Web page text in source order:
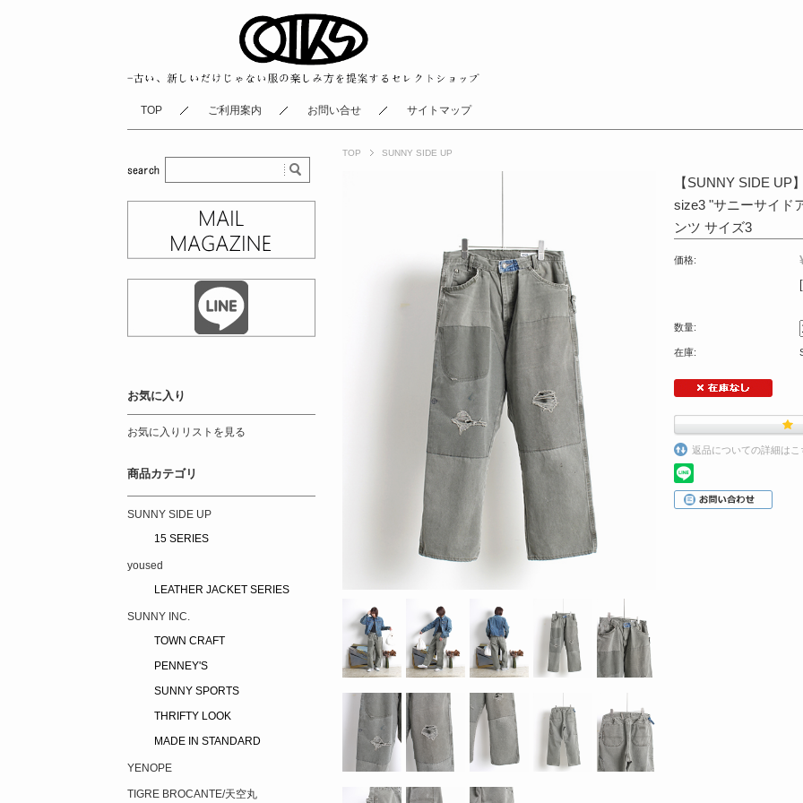
TOP ご利用案内 お問い合せ サイトマップ
TOP SUNNY SIDE UP
【SUNNY SIDE UP
size3 "サニーサイド
ンツ サイズ3
価格:
数量:
在庫:
返品についての詳細はこ
お気に入り
お気に入りリストを見る
商品カテゴリ
SUNNY SIDE UP
15 SERIES
yoused
LEATHER JACKET SERIES
SUNNY INC.
TOWN CRAFT
PENNEY'S
SUNNY SPORTS
THRIFTY LOOK
MADE IN STANDARD
YENOPE
TIGRE BROCANTE/天空丸